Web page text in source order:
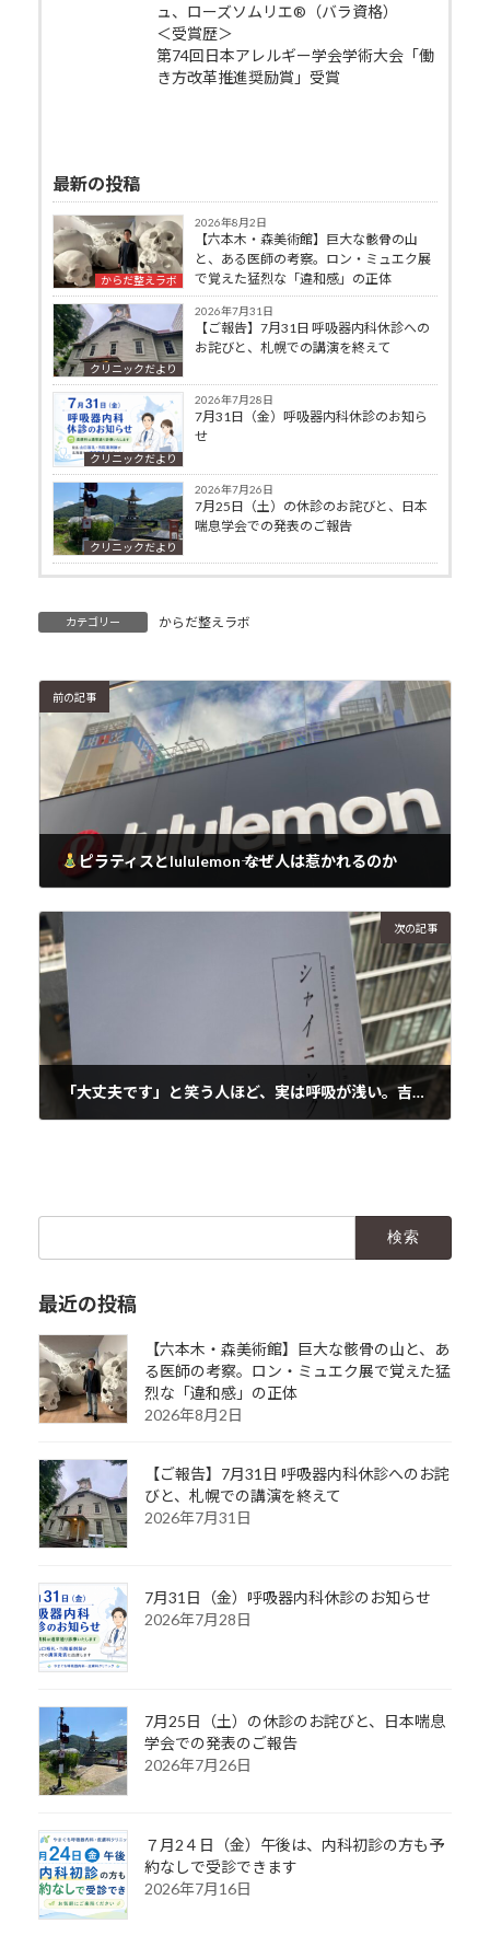
ュ、ローズソムリエ®（バラ資格）
＜受賞歴＞
第74回日本アレルギー学会学術大会「働
き方改革推進奨励賞」受賞
最新の投稿
からだ整えラボ
2026年8月2日
【六本木・森美術館】巨大な骸骨の山
と、ある医師の考察。ロン・ミュエク展
で覚えた猛烈な「違和感」の正体
クリニックだより
2026年7月31日
【ご報告】7月31日 呼吸器内科休診への
お詫びと、札幌での講演を終えて
クリニックだより
2026年7月28日
7月31日（金）呼吸器内科休診のお知ら
せ
クリニックだより
2026年7月26日
7月25日（土）の休診のお詫びと、日本
喘息学会での発表のご報告
カテゴリー からだ整えラボ
前の記事
ピラティスとlululemon―― なぜ人は惹かれるのか
次の記事
「大丈夫です」と笑う人ほど、実は呼吸が浅い。吉高由里子主演『シャイニングな女たち』を呼吸器内科医が観て震えた理由。
最近の投稿
【六本木・森美術館】巨大な骸骨の山と、あ
る医師の考察。ロン・ミュエク展で覚えた猛
烈な「違和感」の正体
2026年8月2日
【ご報告】7月31日 呼吸器内科休診へのお詫
びと、札幌での講演を終えて
2026年7月31日
7月31日（金）呼吸器内科休診のお知らせ
2026年7月28日
7月25日（土）の休診のお詫びと、日本喘息
学会での発表のご報告
2026年7月26日
７月2４日（金）午後は、内科初診の方も予
約なしで受診できます
2026年7月16日